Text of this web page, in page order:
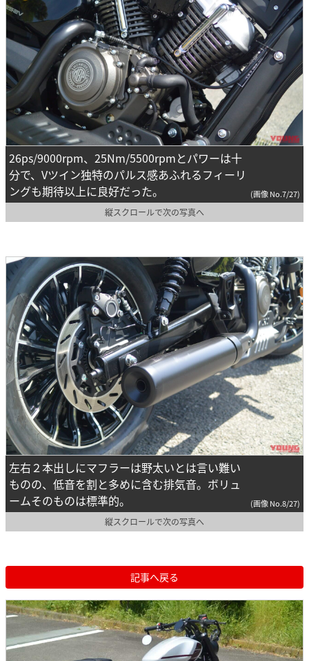
26ps/9000rpm、25Nm/5500rpmとパワーは十
分で、Vツイン独特のパルス感あふれるフィーリ
ングも期待以上に良好だった。
(画像 No.7/27)
縦スクロールで次の写真へ
左右２本出しにマフラーは野太いとは言い難い
ものの、低音を割と多めに含む排気音。ボリュ
ームそのものは標準的。
(画像 No.8/27)
縦スクロールで次の写真へ
記事へ戻る